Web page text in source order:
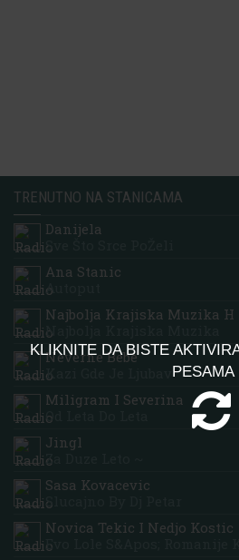
KLIKNITE DA BISTE
PESAMA
TRENUTNO NA STANICAMA
Danijela
Sve Što Srce PoŽeli
Ana Stanic
Autoput
Najbolja Krajiska Muzika H
Najbolja Krajiska Muzika
Neverne Bebe
Kazi Gde Je Ljubav
Miligram I Severina
Od Leta Do Leta
Jingl
Za Duze Leto ~
Sasa Kovacevic
Slucajno By Dj Petar
Novica Tekic I Nedjo Kostic
Evo Lole S&apos; Romanije